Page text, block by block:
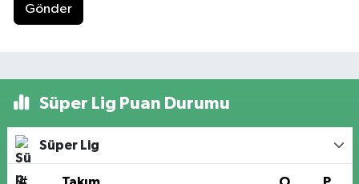
Gönder
Süper Lig Puan Durumu
Süper Lig